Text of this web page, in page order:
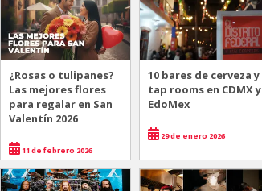
¿Rosas o tulipanes?
Las mejores flores
para regalar en San
Valentín 2026
11 de febrero 2026
10 bares de cerveza y
tap rooms en CDMX y
EdoMex
29 de enero 2026